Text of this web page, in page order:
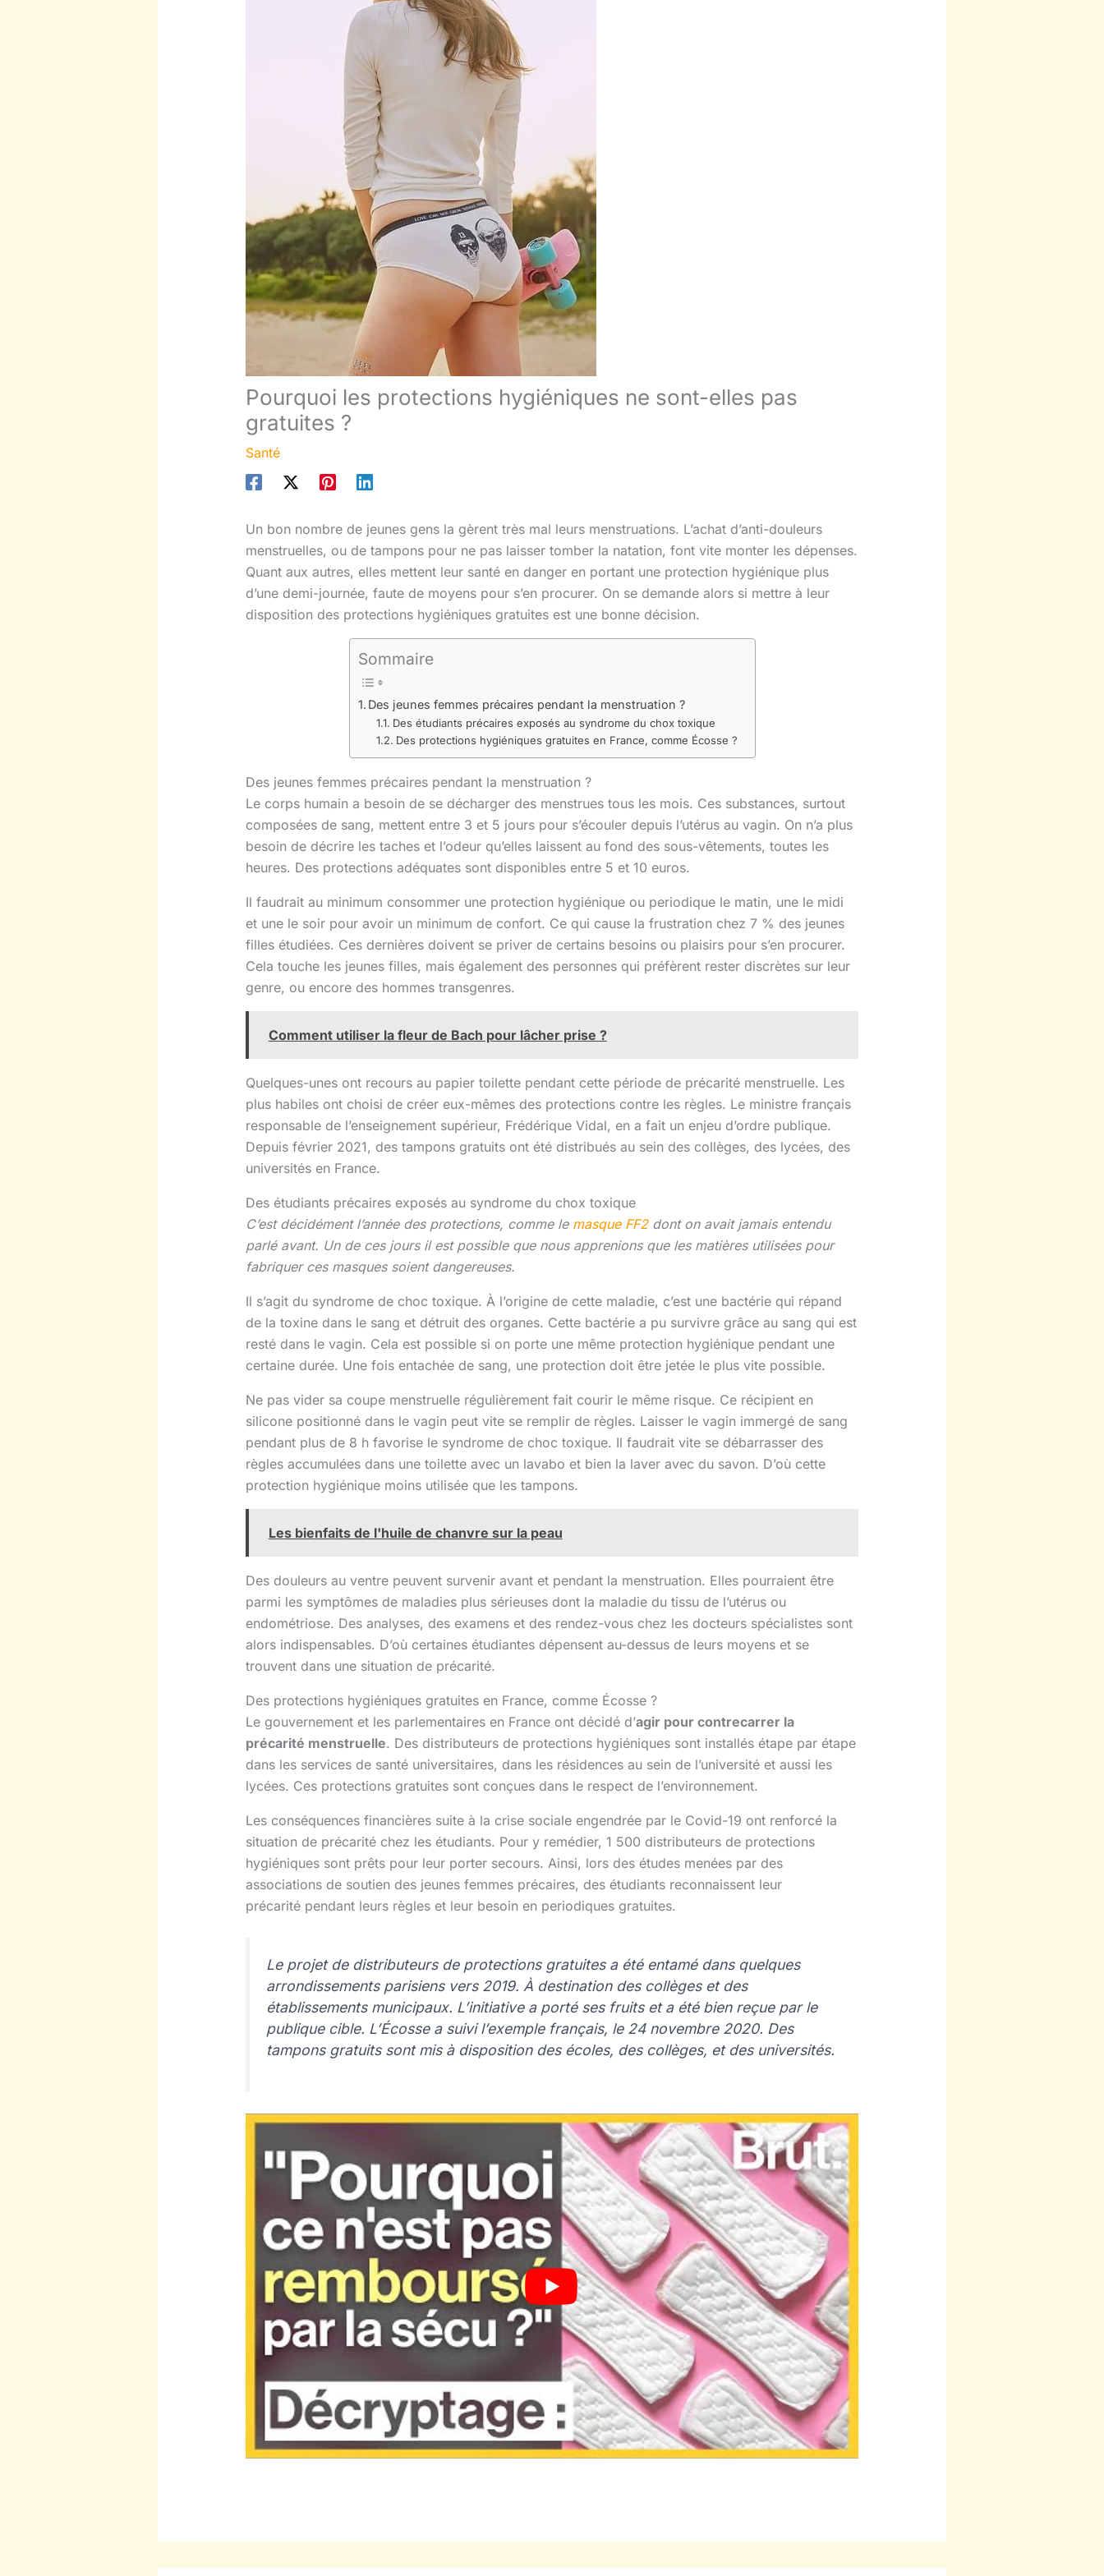
Pourquoi les protections hygiéniques ne sont-elles pas
gratuites ?
Santé
Un bon nombre de jeunes gens la gèrent très mal leurs menstruations. L’achat d’anti-douleurs
menstruelles, ou de tampons pour ne pas laisser tomber la natation, font vite monter les dépenses.
Quant aux autres, elles mettent leur santé en danger en portant une protection hygiénique plus
d’une demi-journée, faute de moyens pour s’en procurer. On se demande alors si mettre à leur
disposition des protections hygiéniques gratuites est une bonne décision.
Sommaire
Des jeunes femmes précaires pendant la menstruation ?
Des étudiants précaires exposés au syndrome du chox toxique
Des protections hygiéniques gratuites en France, comme Écosse ?
Des jeunes femmes précaires pendant la menstruation ?
Le corps humain a besoin de se décharger des menstrues tous les mois. Ces substances, surtout
composées de sang, mettent entre 3 et 5 jours pour s’écouler depuis l’utérus au vagin. On n’a plus
besoin de décrire les taches et l’odeur qu’elles laissent au fond des sous-vêtements, toutes les
heures. Des protections adéquates sont disponibles entre 5 et 10 euros.
Il faudrait au minimum consommer une protection hygiénique ou periodique le matin, une le midi
et une le soir pour avoir un minimum de confort. Ce qui cause la frustration chez 7 % des jeunes
filles étudiées. Ces dernières doivent se priver de certains besoins ou plaisirs pour s’en procurer.
Cela touche les jeunes filles, mais également des personnes qui préfèrent rester discrètes sur leur
genre, ou encore des hommes transgenres.
Comment utiliser la fleur de Bach pour lâcher prise ?
Quelques-unes ont recours au papier toilette pendant cette période de précarité menstruelle. Les
plus habiles ont choisi de créer eux-mêmes des protections contre les règles. Le ministre français
responsable de l’enseignement supérieur, Frédérique Vidal, en a fait un enjeu d’ordre publique.
Depuis février 2021, des tampons gratuits ont été distribués au sein des collèges, des lycées, des
universités en France.
Des étudiants précaires exposés au syndrome du chox toxique
C’est décidément l’année des protections, comme le masque FF2dont on avait jamais entendu
parlé avant. Un de ces jours il est possible que nous apprenions que les matières utilisées pour
fabriquer ces masques soient dangereuses.
Il s’agit du syndrome de choc toxique. À l’origine de cette maladie, c’est une bactérie qui répand
de la toxine dans le sang et détruit des organes. Cette bactérie a pu survivre grâce au sang qui est
resté dans le vagin. Cela est possible si on porte une même protection hygiénique pendant une
certaine durée. Une fois entachée de sang, une protection doit être jetée le plus vite possible.
Ne pas vider sa coupe menstruelle régulièrement fait courir le même risque. Ce récipient en
silicone positionné dans le vagin peut vite se remplir de règles. Laisser le vagin immergé de sang
pendant plus de 8 h favorise le syndrome de choc toxique. Il faudrait vite se débarrasser des
règles accumulées dans une toilette avec un lavabo et bien la laver avec du savon. D’où cette
protection hygiénique moins utilisée que les tampons.
Les bienfaits de l'huile de chanvre sur la peau
Des douleurs au ventre peuvent survenir avant et pendant la menstruation. Elles pourraient être
parmi les symptômes de maladies plus sérieuses dont la maladie du tissu de l’utérus ou
endométriose. Des analyses, des examens et des rendez-vous chez les docteurs spécialistes sont
alors indispensables. D’où certaines étudiantes dépensent au-dessus de leurs moyens et se
trouvent dans une situation de précarité.
Des protections hygiéniques gratuites en France, comme Écosse ?
Le gouvernement et les parlementaires en France ont décidé d’agir pour contrecarrer la
précarité menstruelle. Des distributeurs de protections hygiéniques sont installés étape par étape
dans les services de santé universitaires, dans les résidences au sein de l’université et aussi les
lycées. Ces protections gratuites sont conçues dans le respect de l’environnement.
Les conséquences financières suite à la crise sociale engendrée par le Covid-19 ont renforcé la
situation de précarité chez les étudiants. Pour y remédier, 1 500 distributeurs de protections
hygiéniques sont prêts pour leur porter secours. Ainsi, lors des études menées par des
associations de soutien des jeunes femmes précaires, des étudiants reconnaissent leur
précarité pendant leurs règles et leur besoin en periodiques gratuites.
Le projet de distributeurs de protections gratuites a été entamé dans quelques
arrondissements parisiens vers 2019. À destination des collèges et des
établissements municipaux. L’initiative a porté ses fruits et a été bien reçue par le
publique cible. L’Écosse a suivi l’exemple français, le 24 novembre 2020. Des
tampons gratuits sont mis à disposition des écoles, des collèges, et des universités.